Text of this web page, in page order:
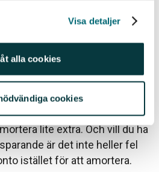
Visa detaljer
alla cookies
cookies
rent ekonomiskt
på sparkonto. Men, om
ekonomisk vinning utan att
och räntekänsligheten
lite extra. Och vill du ha
är det inte heller fel
istället för att amortera.